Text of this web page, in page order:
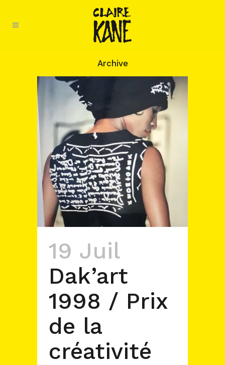
Archive
19 Juil
Dak’art
1998 / Prix
de la
créativité